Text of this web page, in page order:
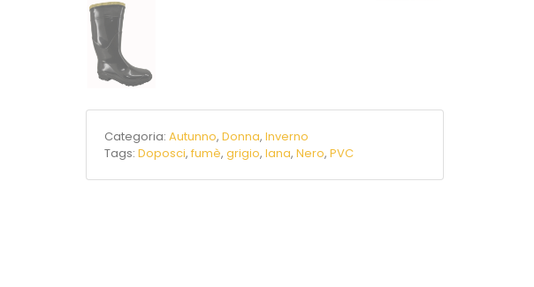
Categoria:Autunno,Donna,Inverno
Tags:Doposci,fumè,grigio,lana,Nero,PVC